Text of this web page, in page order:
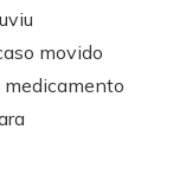
movido